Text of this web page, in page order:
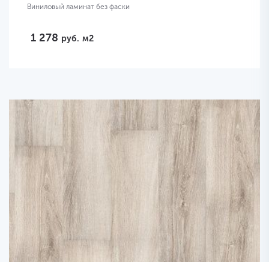
Виниловый ламинат без фаски
1 278 руб. м2